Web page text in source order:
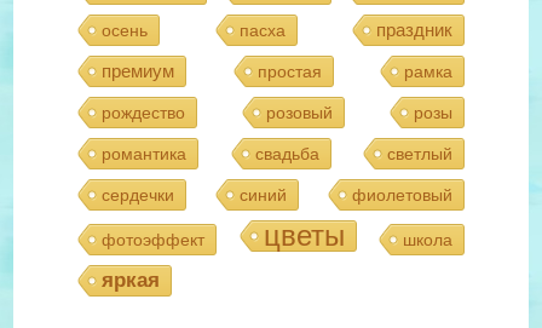
осень пасха
праздник
премиум
простая рамка
рождество розовый розы
романтика свадьба светлый
сердечки синий фиолетовый
фотоэффект цветы школа
яркая